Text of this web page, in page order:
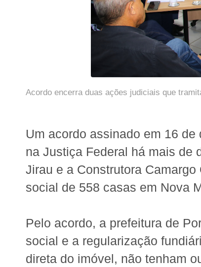
Acordo encerra duas ações judiciais que
Um acordo assinado em 16
na Justiça Federal há mais de
Jirau e a Construtora
social de 558 casas em Nova
Pelo acordo, a prefeitura de
social e a regularização
direta do imóvel, não tenham